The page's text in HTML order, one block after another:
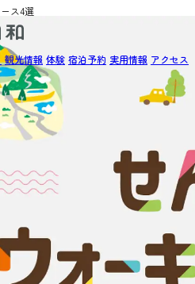
観光情報 体験 宿泊予約 実用情報 アクセス
ス4選